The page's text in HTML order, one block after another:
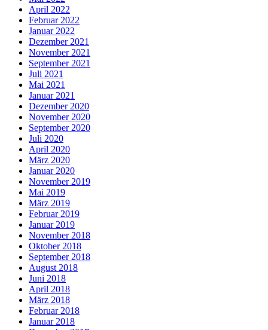
April 2022
Februar 2022
Januar 2022
Dezember 2021
November 2021
September 2021
Juli 2021
Mai 2021
Januar 2021
Dezember 2020
November 2020
September 2020
Juli 2020
April 2020
März 2020
Januar 2020
November 2019
Mai 2019
März 2019
Februar 2019
Januar 2019
November 2018
Oktober 2018
September 2018
August 2018
Juni 2018
April 2018
März 2018
Februar 2018
Januar 2018